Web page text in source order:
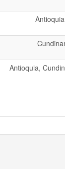
Antioquia,